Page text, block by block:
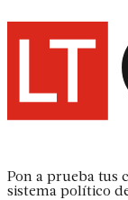
Pon a prueba tus
sistema político